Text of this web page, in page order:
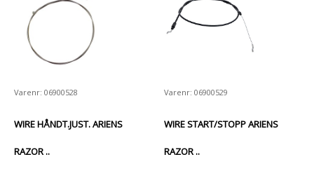
Varenr: 06900528
WIRE HÅNDT.JUST. ARIENS
RAZOR ..
Varenr: 06900529
WIRE START/STOPP ARIENS
RAZOR ..